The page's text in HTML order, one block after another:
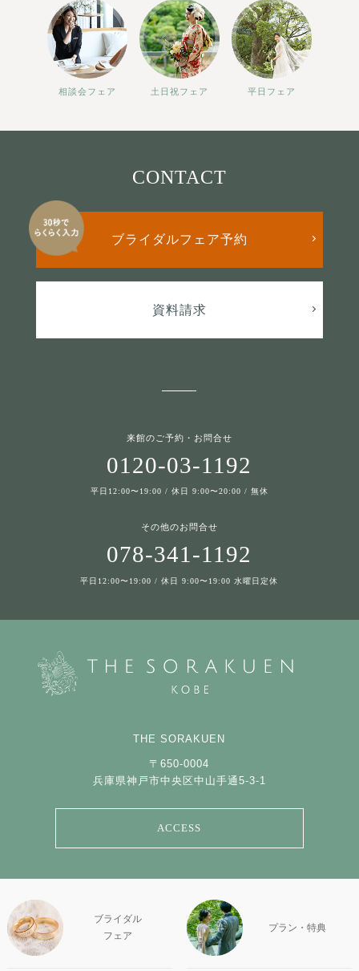
相談会フェア 土日祝フェア 平日フェア
CONTACT
ブライダルフェア予約
資料請求
来館のご予約・お問合せ
0120-03-1192
平日12:00〜19:00 / 休日 9:00〜20:00 / 無休
その他のお問合せ
078-341-1192
平日12:00〜19:00 / 休日 9:00〜19:00 水曜日定休
THE SORAKUEN
〒650-0004
兵庫県神戸市中央区中山手通5-3-1
ACCESS
ブライダル
フェア
プラン・特典